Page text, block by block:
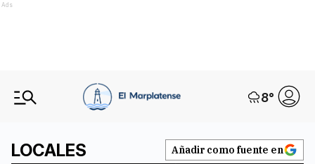
Ads
8°
LOCALES Añadir como fuente en